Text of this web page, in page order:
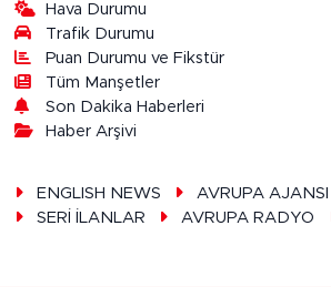
Hava Durumu
Trafik Durumu
Puan Durumu ve Fikstür
Tüm Manşetler
Son Dakika Haberleri
Haber Arşivi
ENGLISH NEWS
AVRUPA
SERİ İLANLAR
AVRUPA RADYO